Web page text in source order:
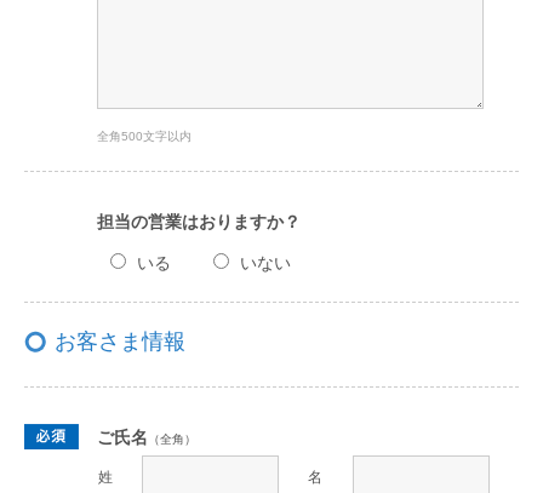
全角500文字以内
担当の営業はおりますか？
いる いない
お客さま情報
ご氏名 （全角）
姓 名